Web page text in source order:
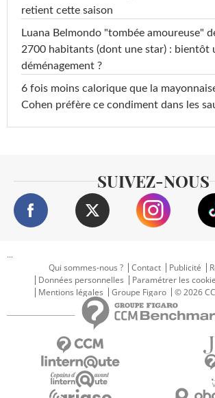
retient cette saison
Luana Belmondo "tombée amoureuse"
2700 habitants (dont une star) : bientôt
déménagement ?
6 fois moins calorique que la
Cohen préfère ce condiment dans les
SUIVEZ-NOUS
...
Qui sommes-nous ?
Contact Publicité
Données personnelles
Paramétrer les
Mentions légales
Groupe Figaro © 2026